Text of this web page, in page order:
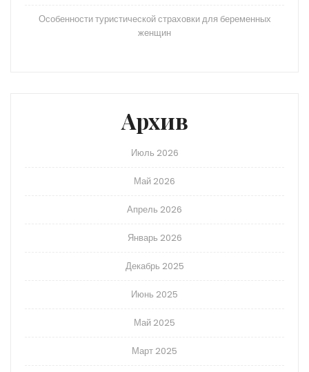
Особенности туристической страховки для беременных
женщин
Архив
Июль 2026
Май 2026
Апрель 2026
Январь 2026
Декабрь 2025
Июнь 2025
Май 2025
Март 2025